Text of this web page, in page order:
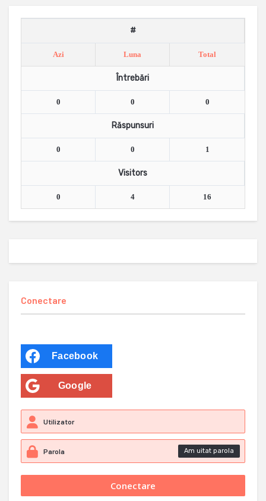
#
Azi Luna Total
Întrebări
0 0 0
Răspunsuri
0 0 1
Visitors
0 4 16
Conectare
Facebook
Google
Am uitat parola